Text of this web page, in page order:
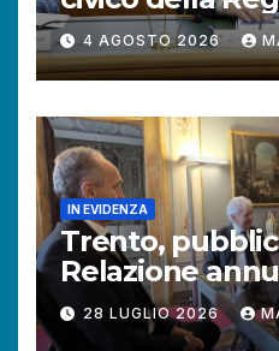
+121% di
2025.
4 AGOSTO 2026
IN EVIDENZA
Trento,
Relazione
Difensore
Provincia
28 LUGLIO 2026